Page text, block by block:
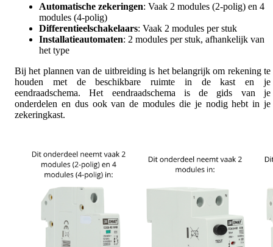
Automatische zekeringen: Vaak 2 modules (2-polig) en 4
modules (4-polig)
Differentieelschakelaars: Vaak 2 modules per stuk
Installatieautomaten: 2 modules per stuk, afhankelijk van
het type
Bij het plannen van de uitbreiding is het belangrijk om rekening te
houden met de beschikbare ruimte in de kast en je
eendraadschema. Het eendraadschema is de gids van je
onderdelen en dus ook van de modules die je nodig hebt in je
zekeringkast.